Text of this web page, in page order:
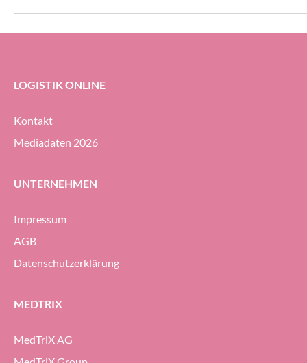
Prozent halten
LOGISTIK ONLINE
Kontakt
Mediadaten 2026
UNTERNEHMEN
Impressum
AGB
Datenschutzerklärung
MEDTRIX
MedTriX AG